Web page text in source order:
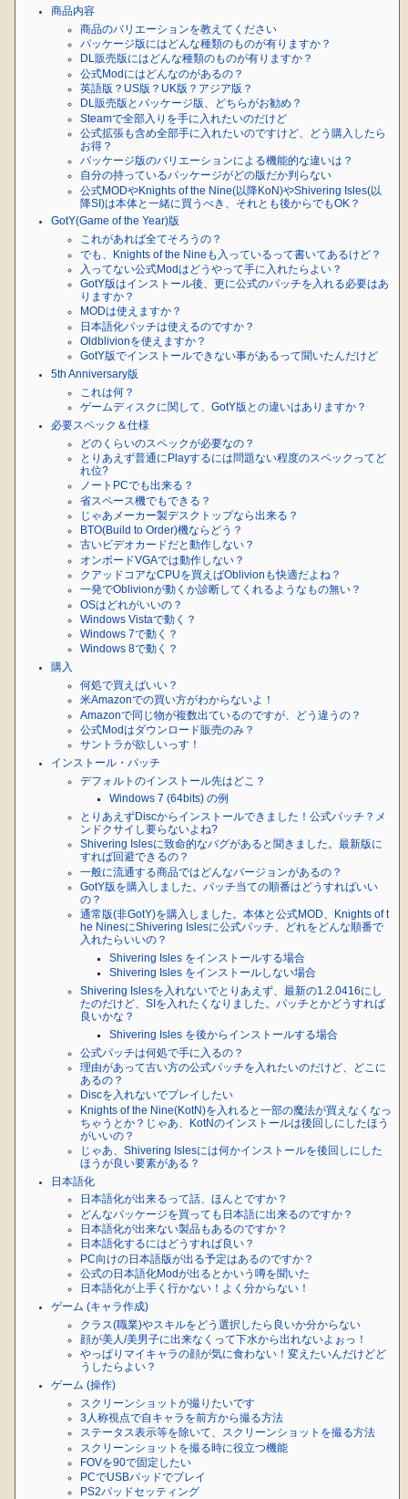
商品内容
商品のバリエーションを教えてください
パッケージ版にはどんな種類のものが有りますか？
DL販売版にはどんな種類のものが有りますか？
公式Modにはどんなのがあるの？
英語版？US版？UK版？アジア版？
DL販売版とパッケージ版、どちらがお勧め？
Steamで全部入りを手に入れたいのだけど
公式拡張も含め全部手に入れたいのですけど、どう購入したら
お得？
パッケージ版のバリエーションによる機能的な違いは？
自分の持っているパッケージがどの版だか判らない
公式MODやKnights of the Nine(以降KoN)やShivering Isles(以
降SI)は本体と一緒に買うべき、それとも後からでもOK？
GotY(Game of the Year)版
これがあれば全てそろうの？
でも、Knights of the Nineも入っているって書いてあるけど？
入ってない公式Modはどうやって手に入れたらよい？
GotY版はインストール後、更に公式のパッチを入れる必要はあ
りますか？
MODは使えますか？
日本語化パッチは使えるのですか？
Oldblivionを使えますか？
GotY版でインストールできない事があるって聞いたんだけど
5th Anniversary版
これは何？
ゲームディスクに関して、GotY版との違いはありますか？
必要スペック＆仕様
どのくらいのスペックが必要なの？
とりあえず普通にPlayするには問題ない程度のスペックってど
れ位?
ノートPCでも出来る？
省スペース機でもできる？
じゃあメーカー製デスクトップなら出来る？
BTO(Build to Order)機ならどう？
古いビデオカードだと動作しない？
オンボードVGAでは動作しない？
クアッドコアなCPUを買えばOblivionも快適だよね？
一発でOblivionが動くか診断してくれるようなもの無い？
OSはどれがいいの？
Windows Vistaで動く？
Windows 7で動く？
Windows 8で動く？
購入
何処で買えばいい？
米Amazonでの買い方がわからないよ！
Amazonで同じ物が複数出ているのですが、どう違うの？
公式Modはダウンロード販売のみ？
サントラが欲しいっす！
インストール・パッチ
デフォルトのインストール先はどこ？
Windows 7 (64bits) の例
とりあえずDiscからインストールできました！公式パッチ？メ
ンドクサイし要らないよね?
Shivering Islesに致命的なバグがあると聞きました。最新版に
すれば回避できるの？
一般に流通する商品ではどんなバージョンがあるの？
GotY版を購入しました。パッチ当ての順番はどうすればいい
の？
通常版(非GotY)を購入しました。本体と公式MOD、Knights of t
he NinesにShivering Islesに公式パッチ、どれをどんな順番で
入れたらいいの？
Shivering Isles をインストールする場合
Shivering Isles をインストールしない場合
Shivering Islesを入れないでとりあえず、最新の1.2.0416にし
たのだけど、SIを入れたくなりました。パッチとかどうすれば
良いかな？
Shivering Isles を後からインストールする場合
公式パッチは何処で手に入るの？
理由があって古い方の公式パッチを入れたいのだけど、どこに
あるの？
Discを入れないでプレイしたい
Knights of the Nine(KotN)を入れると一部の魔法が買えなくなっ
ちゃうとか？じゃあ、KotNのインストールは後回しにしたほう
がいいの？
じゃあ、Shivering Islesには何かインストールを後回しにした
ほうが良い要素がある？
日本語化
日本語化が出来るって話、ほんとですか？
どんなパッケージを買っても日本語に出来るのですか？
日本語化が出来ない製品もあるのですか？
日本語化するにはどうすれば良い？
PC向けの日本語版が出る予定はあるのですか？
公式の日本語化Modが出るとかいう噂を聞いた
日本語化が上手く行かない！よく分からない！
ゲーム (キャラ作成)
クラス(職業)やスキルをどう選択したら良いか分からない
顔が美人/美男子に出来なくって下水から出れないよぉっ！
やっぱりマイキャラの顔が気に食わない！変えたいんだけどど
うしたらよい？
ゲーム (操作)
スクリーンショットが撮りたいです
3人称視点で自キャラを前方から撮る方法
ステータス表示等を除いて、スクリーンショットを撮る方法
スクリーンショットを撮る時に役立つ機能
FOVを90で固定したい
PCでUSBパッドでプレイ
PS2パッドセッティング